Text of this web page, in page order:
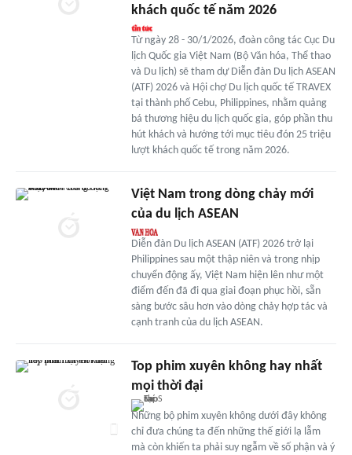
khách quốc tế năm 2026
Từ ngày 28 - 30/1/2026, đoàn công tác Cục Du
lịch Quốc gia Việt Nam (Bộ Văn hóa, Thể thao
và Du lịch) sẽ tham dự Diễn đàn Du lịch ASEAN
(ATF) 2026 và Hội chợ Du lịch quốc tế TRAVEX
tại thành phố Cebu, Philippines, nhằm quảng
bá thương hiệu du lịch quốc gia, góp phần thu
hút khách và hướng tới mục tiêu đón 25 triệu
lượt khách quốc tế trong năm 2026.
Việt Nam trong dòng chảy mới
của du lịch ASEAN
Diễn đàn Du lịch ASEAN (ATF) 2026 trở lại
Philippines sau một thập niên và trong nhịp
chuyển động ấy, Việt Nam hiện lên như một
điểm đến đã đi qua giai đoạn phục hồi, sẵn
sàng bước sâu hơn vào dòng chảy hợp tác và
cạnh tranh của du lịch ASEAN.
Top phim xuyên không hay nhất
mọi thời đại
Những bộ phim xuyên không dưới đây không
chỉ đưa chúng ta đến những thế giới lạ lẫm
mà còn khiến ta phải suy ngẫm về số phận và ý